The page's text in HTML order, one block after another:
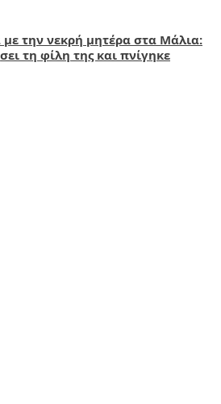
την νεκρή μητέρα στα Μάλια:
τη φίλη της και πνίγηκε